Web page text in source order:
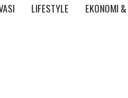
LIFESTYLE EKONOMI